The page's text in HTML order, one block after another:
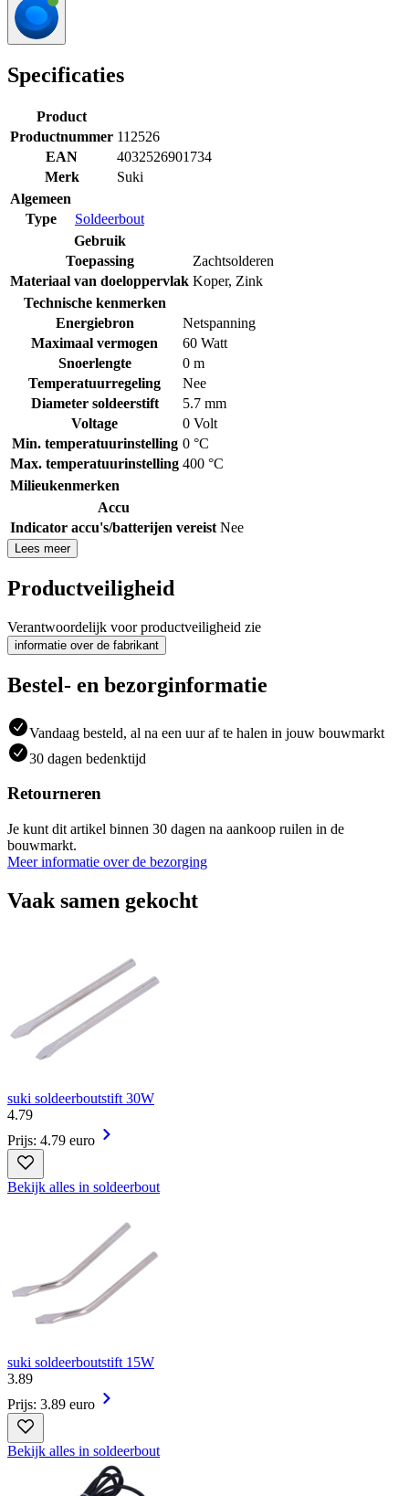
Specificaties
Product
Productnummer 112526
EAN
4032526901734
Merk
Suki
Algemeen
Type
Soldeerbout
Gebruik
Toepassing
Zachtsolderen
Materiaal van doeloppervlak Koper, Zink
Technische kenmerken
Energiebron
Netspanning
Maximaal vermogen
60 Watt
Snoerlengte
0 m
Temperatuurregeling
Nee
Diameter soldeerstift
5.7 mm
Voltage
0 Volt
Min. temperatuurinstelling 0 °C
Max. temperatuurinstelling 400 °C
Milieukenmerken
Accu
Indicator accu's/batterijen vereist Nee
Lees meer
Productveiligheid
Verantwoordelijk voor productveiligheid zie
informatie over de fabrikant
Bestel- en bezorginformatie
Vandaag besteld, al na een uur af te halen in jouw bouwmarkt
30 dagen bedenktijd
Retourneren
Je kunt dit artikel binnen 30 dagen na aankoop ruilen in de
bouwmarkt.
Meer informatie over de bezorging
Vaak samen gekocht
suki soldeerboutstift 30W
4.79
Prijs: 4.79 euro
Bekijk alles in soldeerbout
suki soldeerboutstift 15W
3.89
Prijs: 3.89 euro
Bekijk alles in soldeerbout